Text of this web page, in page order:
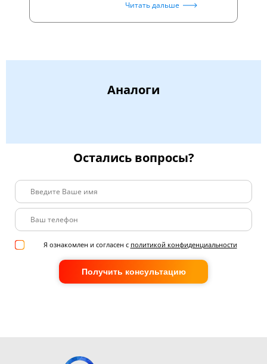
Читать дальше
Аналоги
Остались вопросы?
Я ознакомлен и согласен с политикой конфиденциальности
Получить консультацию